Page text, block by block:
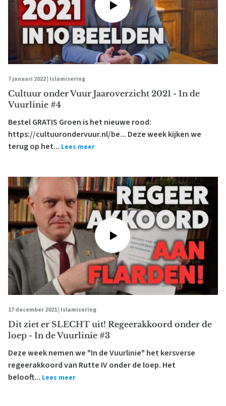
7 januari 2022 | Islamisering
Cultuur onder Vuur Jaaroverzicht 2021 - In de
Vuurlinie #4
Bestel GRATIS Groen is het nieuwe rood:
https://cultuurondervuur.nl/be... Deze week kijken we
terug op het... Lees meer
17 december 2021 | Islamisering
Dit ziet er SLECHT uit! Regeerakkoord onder de
loep - In de Vuurlinie #3
Deze week nemen we "In de Vuurlinie" het kersverse
regeerakkoord van Rutte IV onder de loep. Het
belooft... Lees meer